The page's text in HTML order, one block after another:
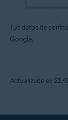
Tus datos de
Google.
Actualizado el: 22/